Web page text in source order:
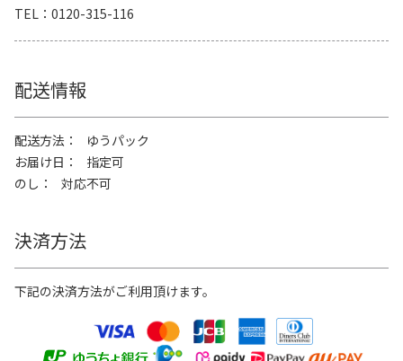
TEL
0120-315-116
配送情報
配送方法
ゆうパック
お届け日
指定可
のし
対応不可
決済方法
下記の決済方法がご利用頂けます。